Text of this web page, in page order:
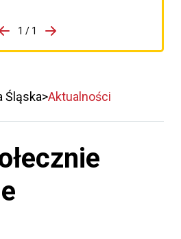
1 / 1
Przejdź do następnego
Śląska Aktualności